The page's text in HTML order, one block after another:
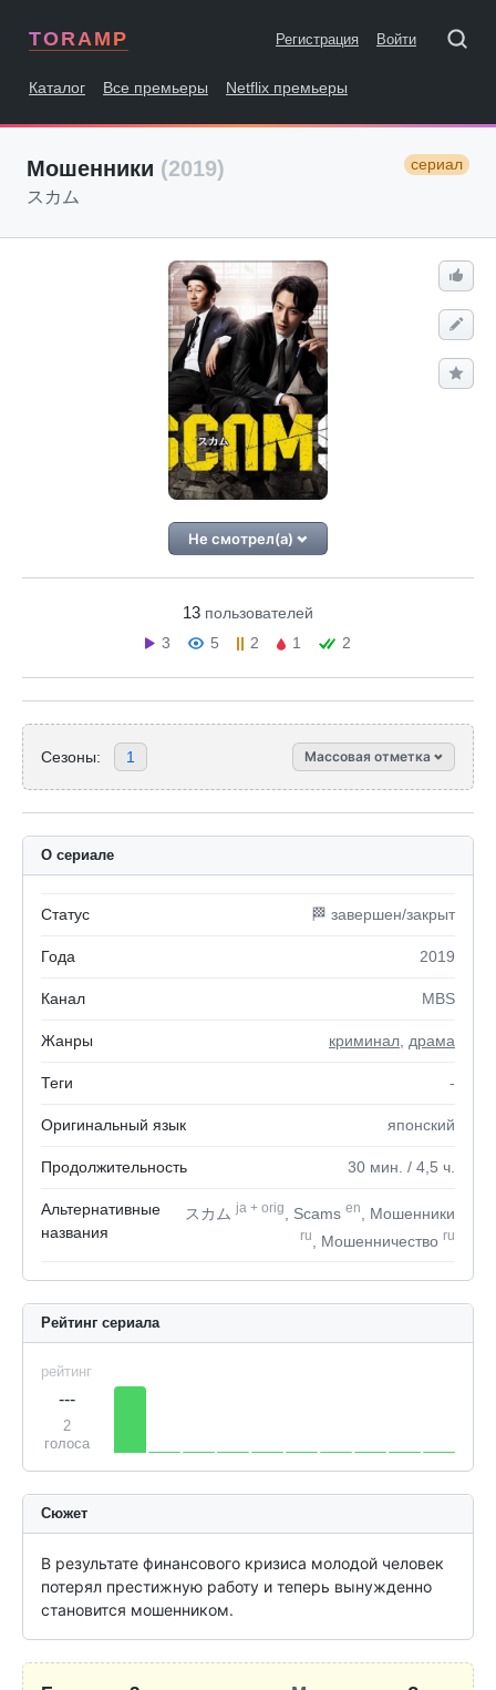
TORAMP Регистрация Войти
Каталог Все премьеры Netflix премьеры
Мошенники (2019) сериал
スカム
Не смотрел(а)
13 пользователей
3
5 2 1 2
Сезоны: 1 Массовая отметка
О сериале
Статус 🏁 завершен/закрыт
Года 2019
Канал MBS
Жанры криминал драма
Теги -
Оригинальный язык японский
Продолжительность 30 мин. / 4,5 ч.
Альтернативные
названия
スカムja + orig , Scams en , Мошенники
ru , Мошенничество ru
Рейтинг сериала
рейтинг
---
2
голоса
Сюжет
В результате финансового кризиса молодой человек
потерял престижную работу и теперь вынужденно
становится мошенником.